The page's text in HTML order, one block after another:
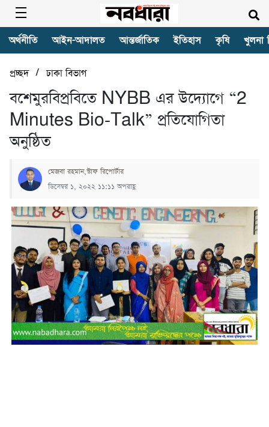
অর্থনীতি আইন-আদালত আন্তর্জাতিক ইতিহাস কৃষি খুলনা
প্রচ্ছদ/ঢাকা বিভাগ
বশেমুরবিপ্রবিতে NYBB এর উদ্যোগে “2
Minutes Bio-Talk” প্রতিযোগিতা
অনুষ্ঠিত
মেজবা রহমান,স্টাফ রিপোর্টার
ডিসেম্বর ১, ২০২২ ১১:১১ অপরাহ্ণ